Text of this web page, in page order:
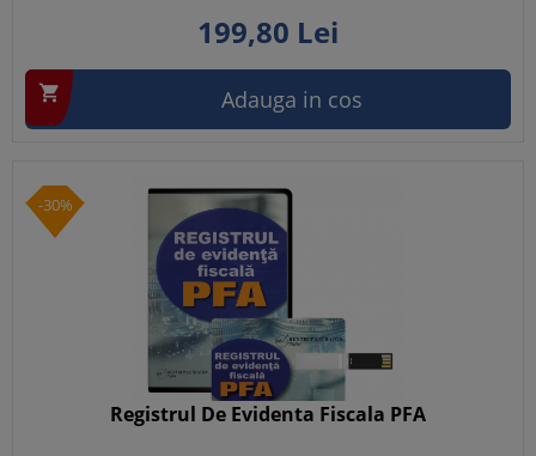
199,80 Lei
 Adauga in cos
-30%
Registrul De Evidenta Fiscala PFA